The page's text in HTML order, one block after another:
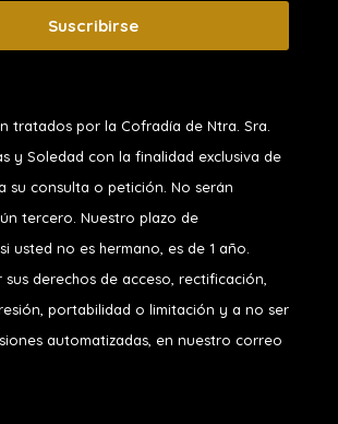
Suscribirse
tratados por la Cofradía de Ntra. Sra.
y Soledad con la finalidad exclusiva de
su consulta o petición. No serán
tercero. Nuestro plazo de
usted no es hermano, es de 1 año.
sus derechos de acceso, rectificación,
portabilidad o limitación y a no ser
automatizadas, en nuestro correo